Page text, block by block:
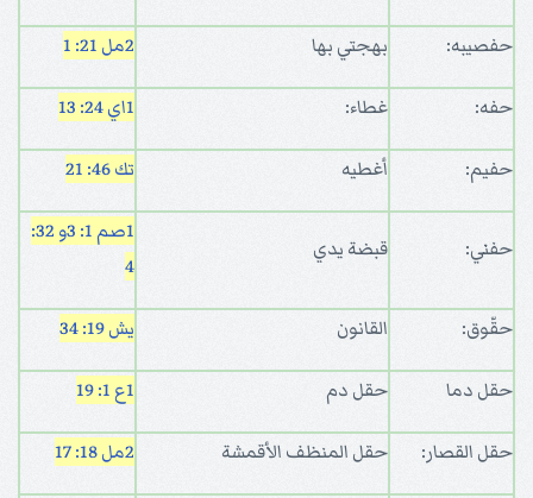
حفصيبه: بهجتي بها 2مل 21: 1
حفه: غطاء: 1اي 24: 13
حفيم: أغطيه تك 46: 21
حفني: قبضة يدي
1صم 1: 3
و 32:
4
حقّوق: القانون يش 19: 34
حقل دما حقل دم 1ع 1: 19
حقل القصار: حقل المنظف الأقمشة 2مل 18: 17